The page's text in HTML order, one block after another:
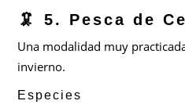
🦑 5. Pesca de
Una modalidad muy
invierno.
Especies